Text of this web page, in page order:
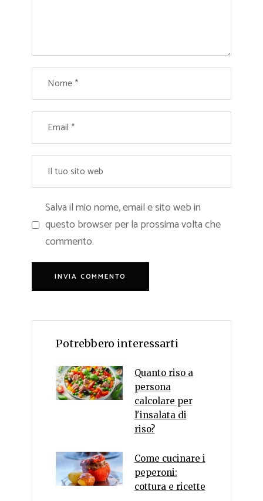
Salva il mio nome, email e sito web in
questo browser per la prossima volta che
commento.
Potrebbero interessarti
Quanto riso a
persona
calcolare per
l'insalata di
riso?
Come cucinare i
peperoni:
cottura e ricette